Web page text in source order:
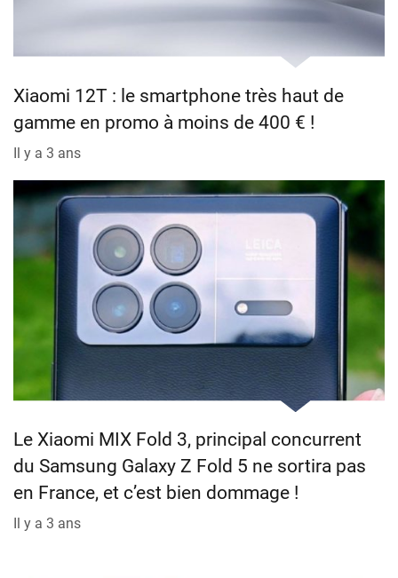
Xiaomi 12T : le smartphone très haut de
gamme en promo à moins de 400 € !
Il y a 3 ans
Le Xiaomi MIX Fold 3, principal concurrent
du Samsung Galaxy Z Fold 5 ne sortira pas
en France, et c’est bien dommage !
Il y a 3 ans